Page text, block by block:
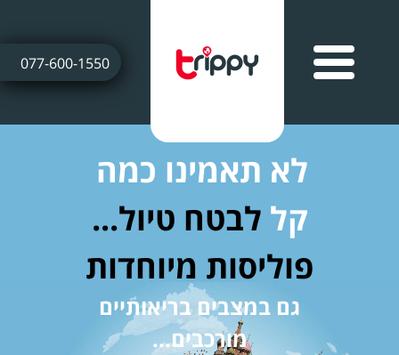
077-600-1550
לא תאמינו כמה
קל לבטח טיול...
פוליסות מיוחדות
גם במצבים בריאותיים
מורכבים...